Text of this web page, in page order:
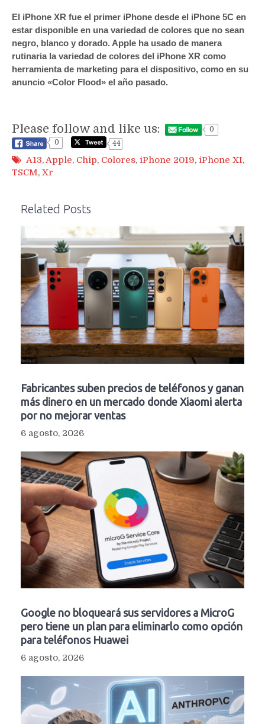
El iPhone XR fue el primer iPhone desde el iPhone 5C en
estar disponible en una variedad de colores que no sean
negro, blanco y dorado. Apple ha usado de manera
rutinaria la variedad de colores del iPhone XR como
herramienta de marketing para el dispositivo, como en su
anuncio «Color Flood» el año pasado.
Please follow and like us:
0
0
44
A13,Apple, Chip, Colores, iPhone 2019, iPhone XI,
TSCM, Xr
Related Posts
Fabricantes suben precios de teléfonos y ganan
más dinero en un mercado donde Xiaomi alerta
por no mejorar ventas
6 agosto, 2026
Google no bloqueará sus servidores a MicroG
pero tiene un plan para eliminarlo como opción
para teléfonos Huawei
6 agosto, 2026